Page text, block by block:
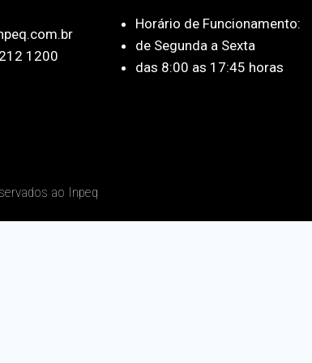
1200
Horário de Funcionamento:
de Segunda a Sexta
das 8:00 as 17:45 horas
ao Inpeq